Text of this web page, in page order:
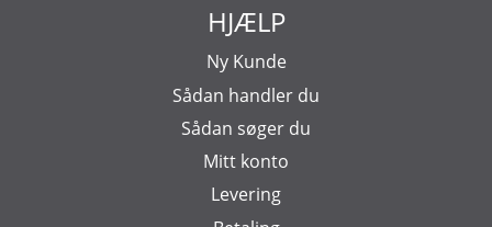
HJÆLP
Ny Kunde
Sådan handler du
Sådan søger du
Mitt konto
Levering